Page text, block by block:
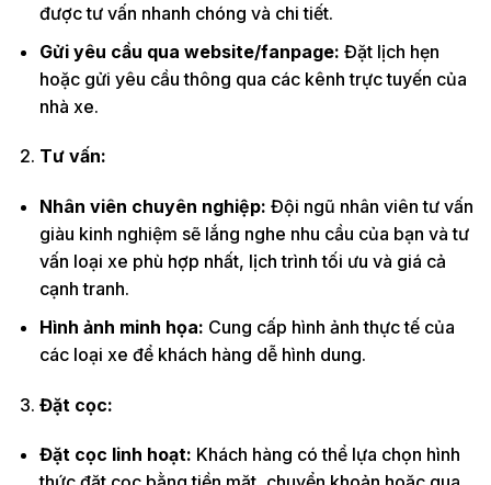
được tư vấn nhanh chóng và chi tiết.
Gửi yêu cầu qua website/fanpage: Đặt lịch hẹn
hoặc gửi yêu cầu thông qua các kênh trực tuyến của
nhà xe.
Tư vấn:
Nhân viên chuyên nghiệp: Đội ngũ nhân viên tư vấn
giàu kinh nghiệm sẽ lắng nghe nhu cầu của bạn và tư
vấn loại xe phù hợp nhất, lịch trình tối ưu và giá cả
cạnh tranh.
Hình ảnh minh họa: Cung cấp hình ảnh thực tế của
các loại xe để khách hàng dễ hình dung.
Đặt cọc:
Đặt cọc linh hoạt: Khách hàng có thể lựa chọn hình